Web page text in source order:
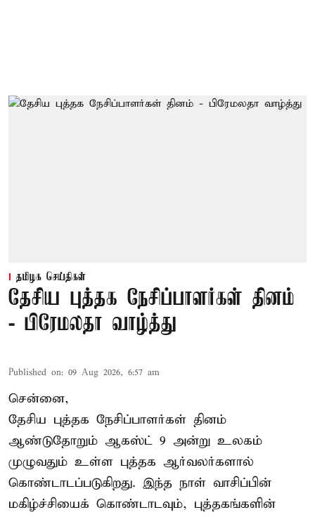
தமிழக செய்திகள்
தேசிய புத்தக நேசிப்பாளர்கள் தினம்
- பிரேமலதா வாழ்த்து
Published on: 09 Aug 2026, 6:57 am
சென்னை,
தேசிய புத்தக நேசிப்பாளர்கள் தினம்
ஆண்டுதோறும் ஆகஸ்ட் 9 அன்று உலகம்
முழுவதும் உள்ள புத்தக ஆர்வலர்களால்
கொண்டாடப்படுகிறது. இந்த நாள் வாசிப்பின்
மகிழ்ச்சியைக் கொண்டாடவும், புத்தகங்களின்